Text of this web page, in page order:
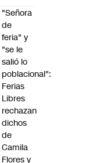
"Señora
de
feria" y
"se le
salió lo
poblacional":
Ferias
Libres
rechazan
dichos
de
Camila
Flores y